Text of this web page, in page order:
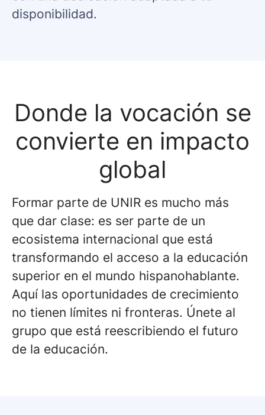
disponibilidad.
Donde la vocación se
convierte en impacto
global​
Formar parte de UNIR es mucho más
que dar clase: es ser parte de un
ecosistema internacional que está
transformando el acceso a la educación
superior en el mundo hispanohablante.
Aquí las oportunidades de crecimiento
no tienen límites ni fronteras.​ Únete al
grupo que está reescribiendo el futuro
de la educación.​